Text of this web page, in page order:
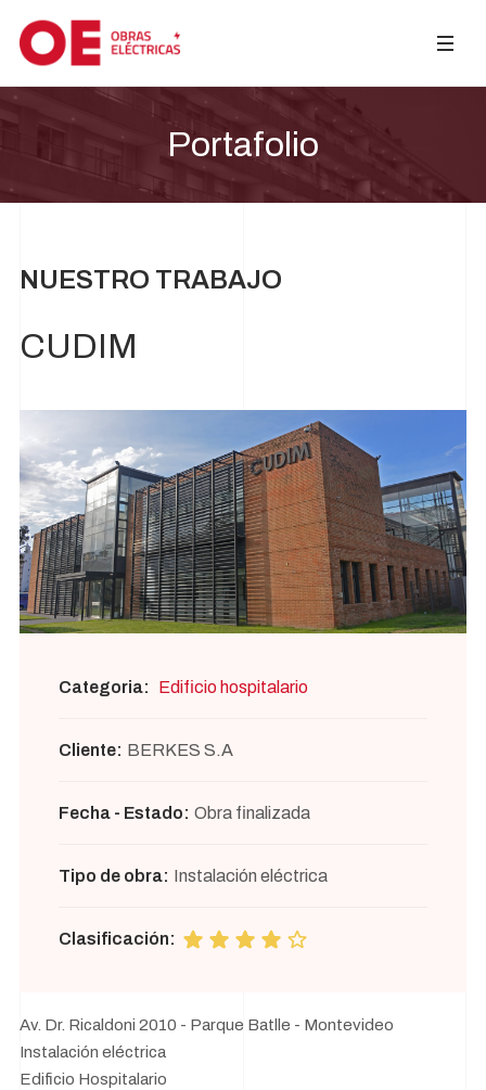
Portafolio
NUESTRO TRABAJO
CUDIM
Categoria: Edificio hospitalario
Cliente: BERKES S.A
Fecha - Estado: Obra finalizada
Tipo de obra: Instalación eléctrica
Clasificación:
Av. Dr. Ricaldoni 2010 - Parque Batlle - Montevideo
Instalación eléctrica
Edificio Hospitalario